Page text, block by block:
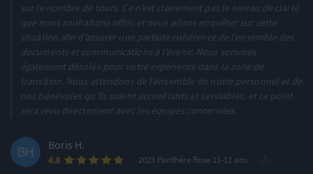
sur le nombre de tours. Ce n’est clairement pas le niveau de clarté
que nous souhaitons offrir, et nous allons enquêter sur cette
situation afin d’assurer une parfaite cohérence de l’ensemble des
documents et communications à l’avenir. Nous sommes
également désolés pour votre expérience dans la zone de
transition. Nous attendons de l’ensemble de notre personnel et de
nos bénévoles qu’ils soient accueillants et serviables, et ce point
sera revu directement avec les équipes concernées.
Boris H.
4.8 2023 Panthére Rose 11-12 ans